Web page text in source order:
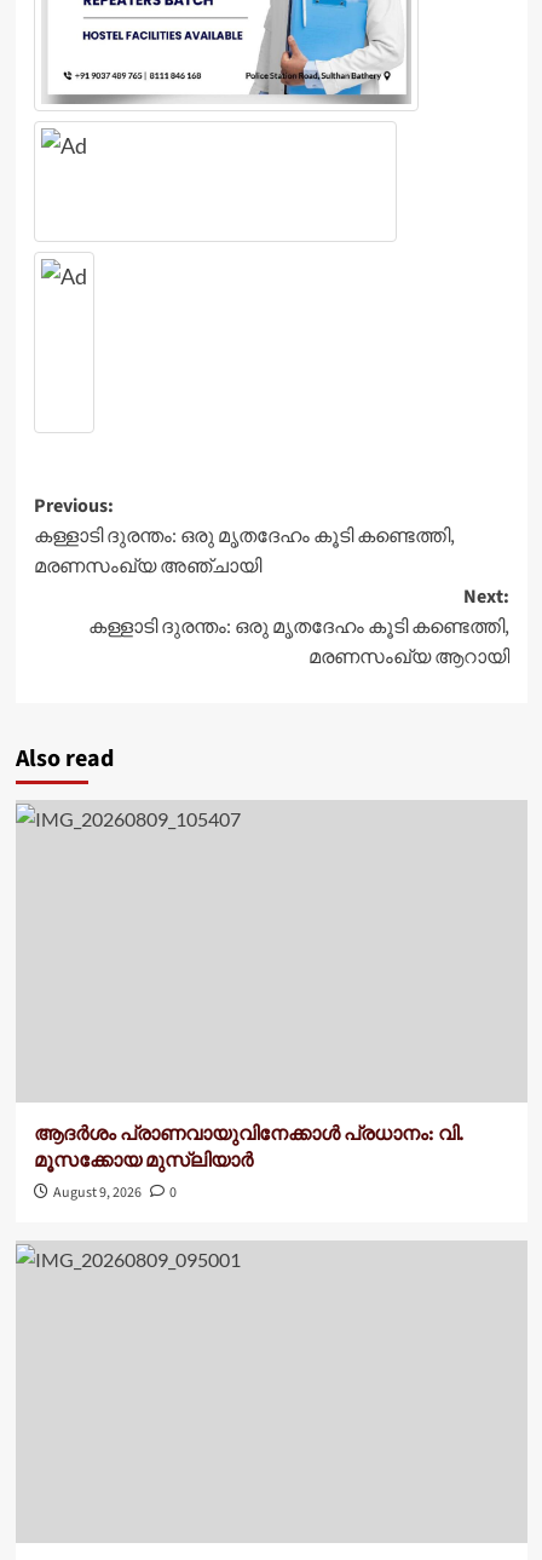
Post
navigation
Previous:
കള്ളാടി ദുരന്തം: ഒരു മൃതദേഹം കൂടി കണ്ടെത്തി,
മരണസംഖ്യ അഞ്ചായി
Next:
കള്ളാടി ദുരന്തം: ഒരു മൃതദേഹം കൂടി കണ്ടെത്തി,
മരണസംഖ്യ ആറായി
Also read
ആദർശം പ്രാണവായുവിനേക്കാൾ പ്രധാനം: വി.
മൂസക്കോയ മുസ്ലിയാർ
August 9, 2026 0